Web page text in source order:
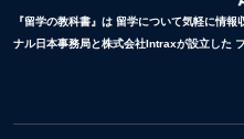
『留学の教科書』は 留学について気軽に情
ナル日本事務局と株式会社Intraxが設立した